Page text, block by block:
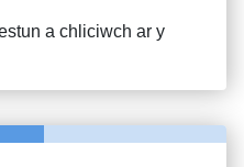
a chliciwch ar y